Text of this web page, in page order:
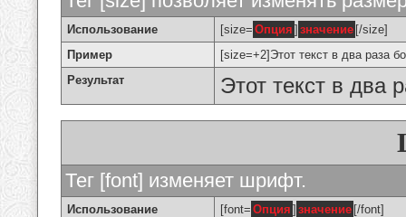
Использование [size= Опция ] значение [/size]
Пример
[size=+2]Этот текст в два раза
Результат
Этот текст в два
Тег [font] изменяет шрифт.
Использование [font= Опция ] значение [/font]